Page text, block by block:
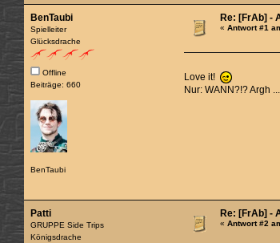
BenTaubi
Spielleiter
Glücksdrache
Offline
Beiträge: 660
BenTaubi
Re: [FrAb] -
«Antwort #1
Love it!
Nur: WANN?!? Argh
Patti
GRUPPE Side Trips
Königsdrache
Re: [FrAb] -
«Antwort #2